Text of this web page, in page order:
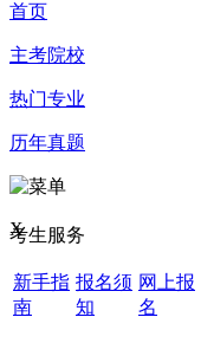
首页
主考院校
热门专业
历年真题
X
考生服务
新手指
南
报名须
知
网上报
名